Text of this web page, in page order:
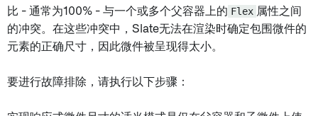
比 - 通常为100% - 与一个或多个父容器上的 Flex 属性之间
的冲突。在这些冲突中，Slate无法在渲染时确定包围微件的
元素的正确尺寸，因此微件被呈现得太小。
要进行故障排除，请执行以下步骤：